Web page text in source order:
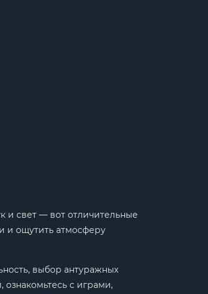
и свет — вот отличительные
и ощутить атмосферу
выбор антуражных
с играми,